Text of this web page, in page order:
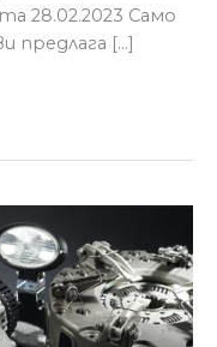
28.02.2023 Само
предлага […]